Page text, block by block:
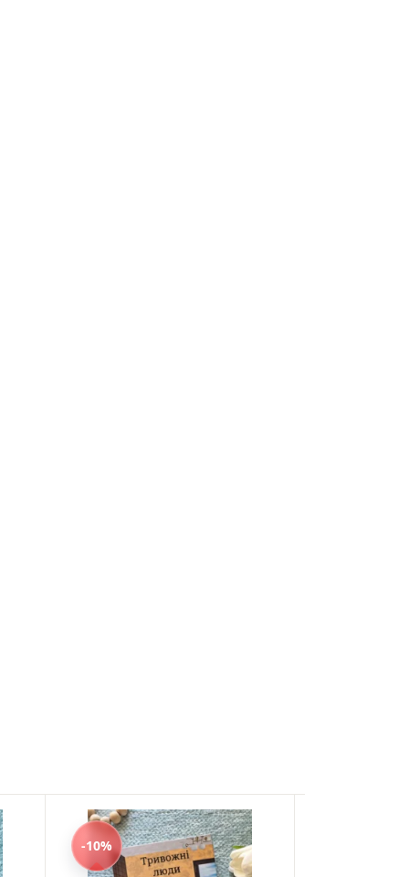
-10%